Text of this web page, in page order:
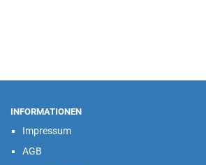
INFORMATIONEN
Impressum
AGB